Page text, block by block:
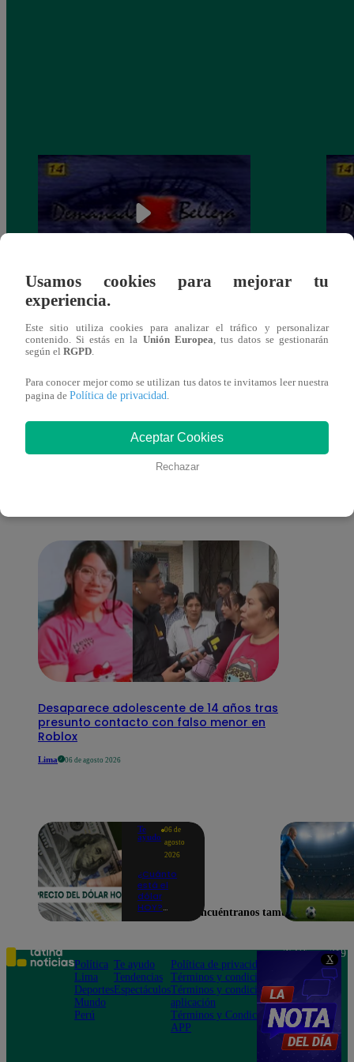
X
Demasiada Belleza, Martes 27 de agosto –
ver capítulo 80 completo (online y
español)
También te puede
Desaparece adolescente de 14 años tras
presunto contacto con falso menor en
Roblox
Lima 06 de agosto 2026
Te
ayudo
06 de
agosto
2026
¿Cuánto
está el
dólar
HOY?
este jueves
6 de
agosto
Usamos cookies para mejorar tu
experiencia.
Este sitio utiliza cookies para analizar el tráfico y personalizar
contenido. Si estás en la Unión Europea, tus datos se gestionarán
según el RGPD.
Para conocer mejor como se utilizan tus datos te invitamos leer nuestra
pagina de Política de privacidad.
Aceptar Cookies
Rechazar
Encuéntranos también en
Política
Lima
Deportes
Mundo
Perú
Te ayudo
Tendencias
Espectáculos
Política de privacidad
Términos y condiciones
Términos y condiciones
aplicación
Términos y Condiciones
APP
Teléfono: 219
Av. San
Felipe 968
Jesús María